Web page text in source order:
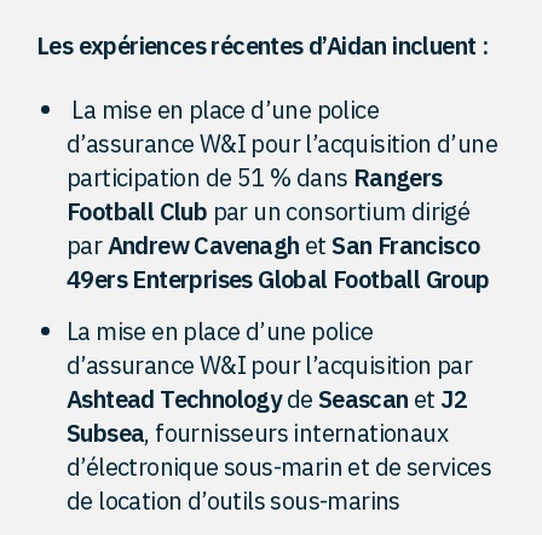
Les expériences récentes d’Aidan incluent :
La mise en place d’une police
d’assurance W&I pour l’acquisition d’une
participation de 51 % dans Rangers
Football Club par un consortium dirigé
parAndrew Cavenagh etSan Francisco
49ers Enterprises Global Football Group
La mise en place d’une police
d’assurance W&I pour l’acquisition par
Ashtead TechnologydeSeascan etJ2
Subsea, fournisseurs internationaux
d’électronique sous-marin et de services
de location d’outils sous-marins